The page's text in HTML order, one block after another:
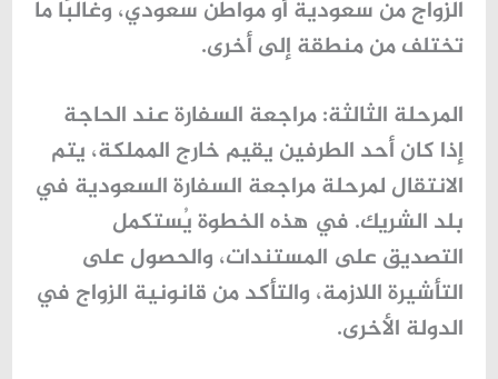
الزواج من سعودية أو مواطن سعودي، وغالبًا ما
تختلف من منطقة إلى أخرى.
المرحلة الثالثة: مراجعة السفارة عند الحاجة
إذا كان أحد الطرفين يقيم خارج المملكة، يتم
الانتقال لمرحلة مراجعة السفارة السعودية في
بلد الشريك. في هذه الخطوة يُستكمل
التصديق على المستندات، والحصول على
التأشيرة اللازمة، والتأكد من قانونية الزواج في
الدولة الأخرى.